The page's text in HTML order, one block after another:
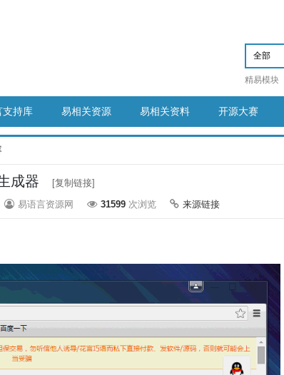
精易模块
支持库 易相关资源 易相关资料 开源大赛
成器
[复制链接]
易语言资源网 31599 次浏览 来源链接